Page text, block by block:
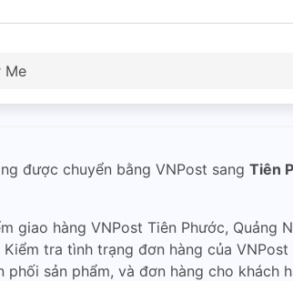
Me
được chuyển bằng VNPost sang Tiên
giao hàng VNPost Tiên Phước, Quảng
Kiểm tra tình trạng đơn hàng của
phối sản phẩm, và đơn hàng cho khách